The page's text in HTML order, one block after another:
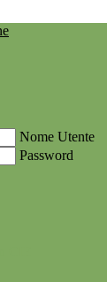
Nome Utente
Password